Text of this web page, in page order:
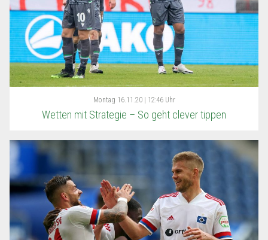
Montag 16.11.20 | 12:46 Uhr
Wetten mit Strategie – So geht clever tippen